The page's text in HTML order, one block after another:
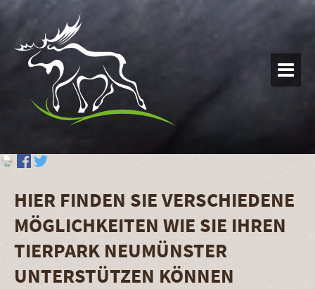

HIER FINDEN SIE VERSCHIEDENE
MÖGLICHKEITEN WIE SIE IHREN
TIERPARK NEUMÜNSTER
UNTERSTÜTZEN KÖNNEN